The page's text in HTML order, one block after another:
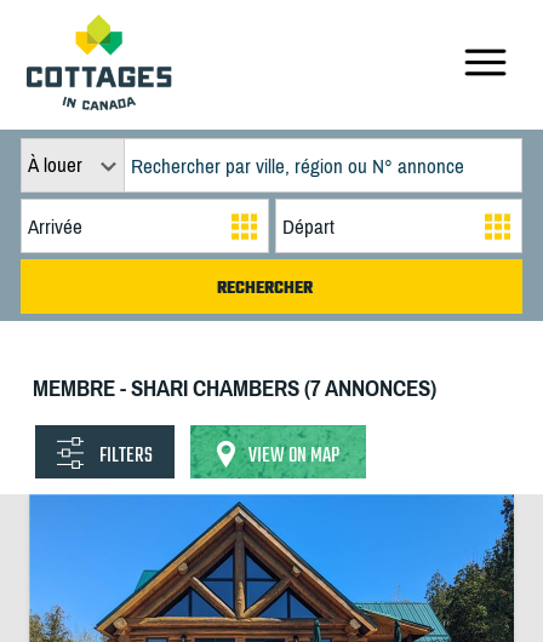
À louer
MEMBRE - SHARI CHAMBERS (7 ANNONCES)
FILTERS VIEW ON MAP